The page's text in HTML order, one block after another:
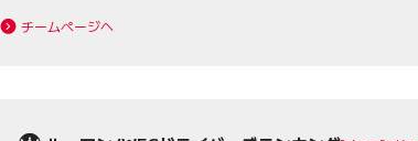
チームページへ